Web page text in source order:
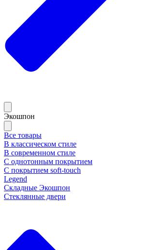
Экошпон
Все товары
В классическом стиле
В современном стиле
С однотонным покрытием
С покрытием soft-touch
Legend
Складные Экошпон
Стеклянные двери